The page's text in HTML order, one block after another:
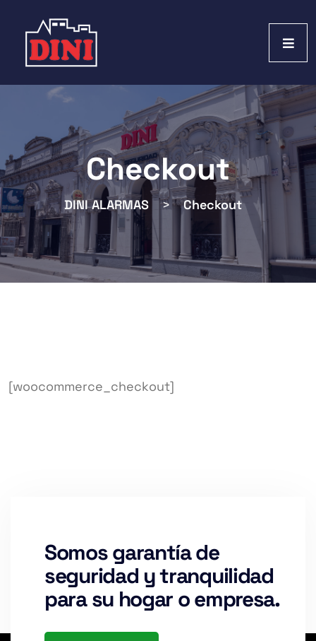
Checkout
DINI ALARMAS > Checkout
[woocommerce_checkout]
Somos garantía de
seguridad y tranquilidad
para su hogar o empresa.